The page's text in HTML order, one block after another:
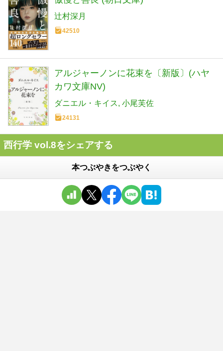
辻村深月
42510
アルジャーノンに花束を〔新版〕(ハヤ
カワ文庫NV)
ダニエル・キイス 小尾芙佐
24131
西行学 vol.8をシェアする
本つぶやきをつぶやく